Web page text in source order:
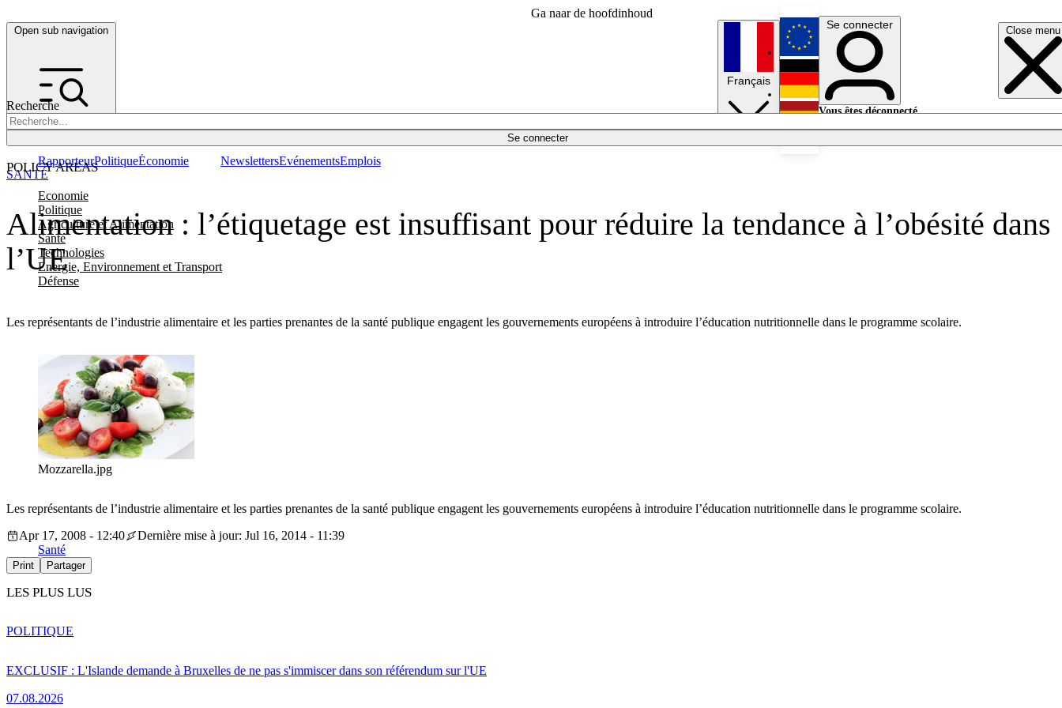
Ga naar de hoofdinhoud
Open sub navigation Close menu
Recherche
Se connecter
POLICY AREAS
Economie
Politique
Agriculture et Alimentation
Santé
Technologies
Energie, Environnement et Transport
Défense
RapporteurPolitiqueÉconomie NewslettersEvénementsEmplois
Français
English
Deutsch
Se connecter
Vous êtes déconnecté.
Alimentation : l’étiquetage est insuffisant pour réduire la tendance à l’obésité dans
l’UE
Les représentants de l’industrie alimentaire et les parties prenantes de la santé publique engagent les gouvernements européens à introduire l’éducation nutritionnelle dans le programme scolaire.
SANTÉ
Mozzarella.jpg
Les représentants de l’industrie alimentaire et les parties prenantes de la santé publique engagent les gouvernements européens à introduire l’éducation nutritionnelle dans le programme scolaire.
Apr 17, 2008 - 12:40
Dernière mise à jour: Jul 16, 2014 - 11:39
Santé
Print Partager
LES PLUS LUS
EXCLUSIF : L'Islande demande à Bruxelles de ne pas s'immiscer dans son référendum sur l'UE
07.08.2026
POLITIQUE